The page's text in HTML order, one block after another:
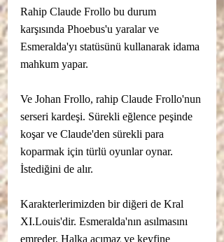
Rahip Claude Frollo bu durum
karşısında Phoebus'u yaralar ve
Esmeralda'yı statüsünü kullanarak idama
mahkum yapar.
Ve Johan Frollo, rahip Claude Frollo'nun
serseri kardeşi. Sürekli eğlence peşinde
koşar ve Claude'den sürekli para
koparmak için türlü oyunlar oynar.
İstediğini de alır.
Karakterlerimizden bir diğeri de Kral
XI.Louis'dir. Esmeralda'nın asılmasını
emreder. Halka acımaz ve keyfine